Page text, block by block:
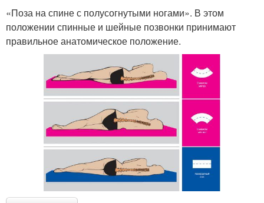
«Поза на спине с полусогнутыми ногами». В этом
положении спинные и шейные позвонки принимают
правильное анатомическое положение.